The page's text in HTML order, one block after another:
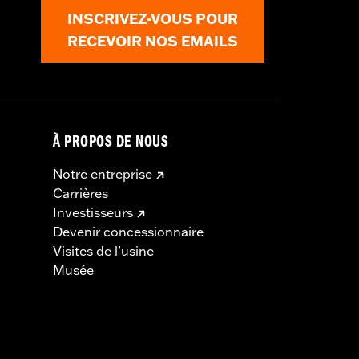
INSCRIVEZ-VOUS POUR
RECEVOIR NOS EMAILS
À PROPOS DE NOUS
Notre entreprise
Carrières
Investisseurs
Devenir concessionnaire
Visites de l’usine
Musée